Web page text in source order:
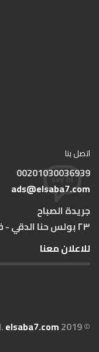
اتصل بنا
00201030036939
ads@elsaba7.com
جريدة الصباح
٢٣ بولس حنا الدقي - فيلا دريم
للاعلان معنا
© 2019 All rights reserved.
elsaba7.com